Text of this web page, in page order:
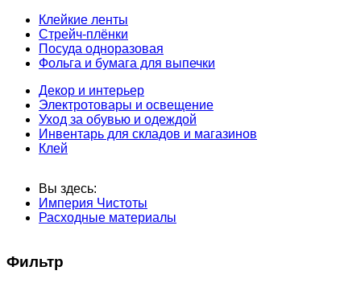
Клейкие ленты
Стрейч-плёнки
Посуда одноразовая
Фольга и бумага для выпечки
Декор и интерьер
Электротовары и освещение
Уход за обувью и одеждой
Инвентарь для складов и магазинов
Клей
Вы здесь:
Империя Чистоты
Расходные материалы
Фильтр